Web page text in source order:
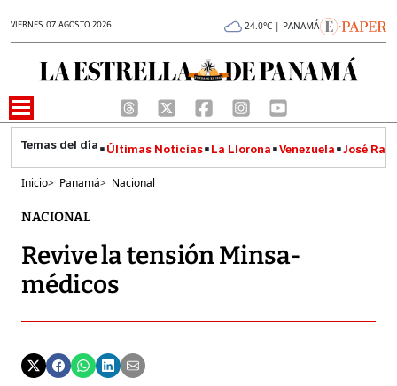
VIERNES 07 AGOSTO 2026 24.0°C | PANAMÁ
Últimas Noticias La Llorona Venezuela José
Inicio> Panamá> Nacional
NACIONAL
Revive la tensión Minsa-
médicos